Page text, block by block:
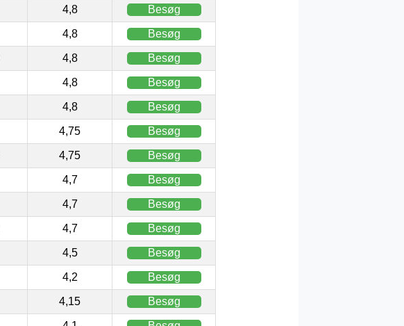
4,8 Besøg
4,8 Besøg
4,8 Besøg
4,8 Besøg
4,8 Besøg
4,75 Besøg
4,75 Besøg
4,7 Besøg
4,7 Besøg
4,7 Besøg
4,5 Besøg
4,2 Besøg
4,15 Besøg